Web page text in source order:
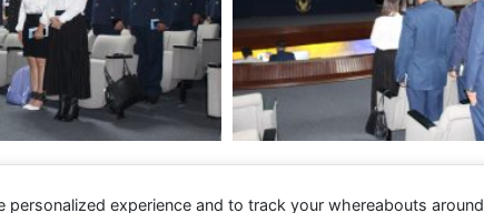
experience and to track your whereabouts around